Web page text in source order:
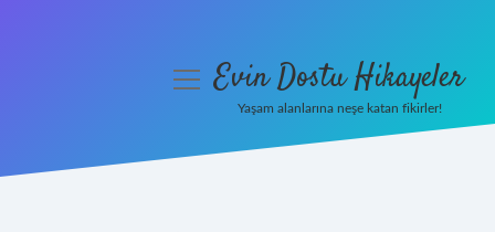
menüyüEvin Dostu Hikayeler
Yaşam alanlarına neşe katan fikirler!